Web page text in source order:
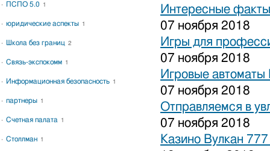
Интересные
07 ноября 2018
Игры для
07 ноября 2018
Игровые автоматы
07 ноября 2018
Отправляемся в
07 ноября 2018
Казино Вулкан
ПСПО 5.0 1
юридические аспекты 1
Школа без границ 2
Связь-экспокомм 1
Информационная безопасность 1
партнеры 1
Счетная палата 1
Столлман 1